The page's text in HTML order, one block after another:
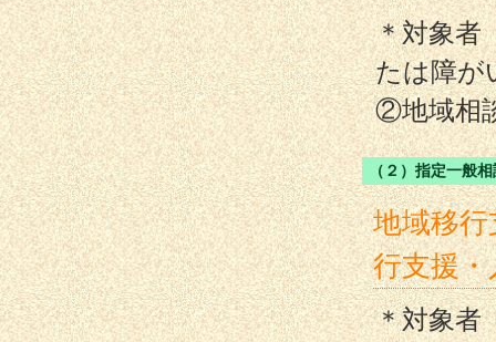
＊対象
たは障が
②地域相
（２）指定一般
地域移
行支援
＊対象者